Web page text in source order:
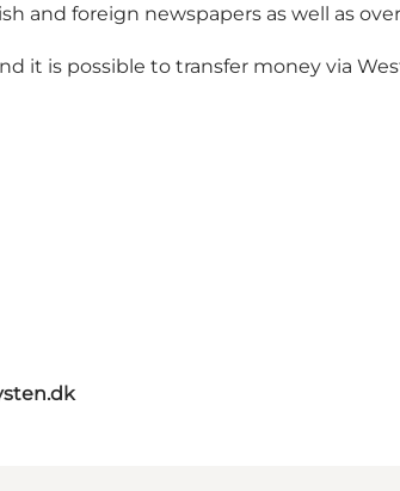
and foreign newspapers as well as
it is possible to transfer money via